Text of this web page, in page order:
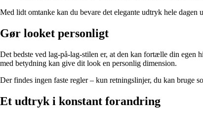
Med lidt omtanke kan du bevare det elegante udtryk hele dagen
Gør looket personligt
Det bedste ved lag-på-lag-stilen er, at den kan fortælle din
med betydning kan give dit look en personlig dimension.
Der findes ingen faste regler – kun retningslinjer, du kan bruge
Et udtryk i konstant forandring